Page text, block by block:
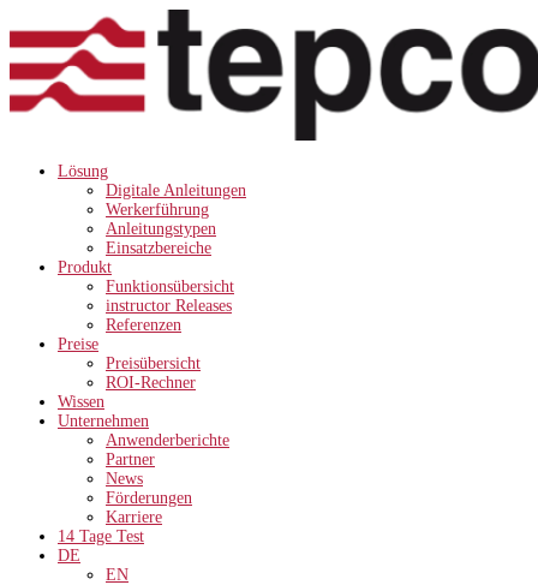
Lösung
Digitale Anleitungen
Werkerführung
Anleitungstypen
Einsatzbereiche
Produkt
Funktionsübersicht
instructor Releases
Referenzen
Preise
Preisübersicht
ROI-Rechner
Wissen
Unternehmen
Anwenderberichte
Partner
News
Förderungen
Karriere
14 Tage Test
DE
EN